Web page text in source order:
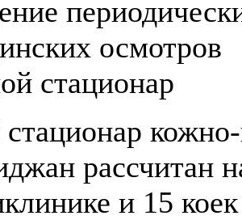
осмотров
стационар
рассчитан
и 15